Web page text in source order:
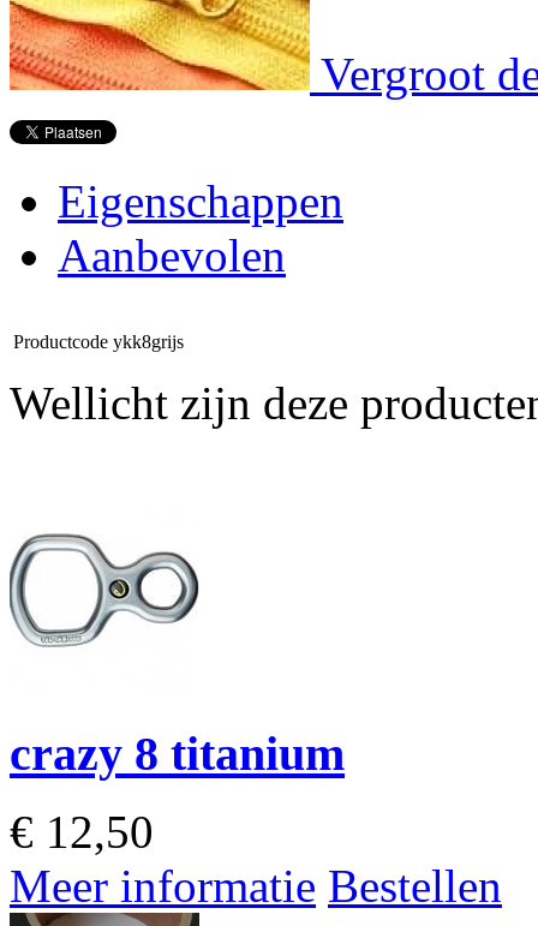
Vergroot
Eigenschappen
Aanbevolen
Productcode ykk8grijs
Wellicht zijn deze
crazy 8 titanium
€ 12,50
Meer informatie Bestellen